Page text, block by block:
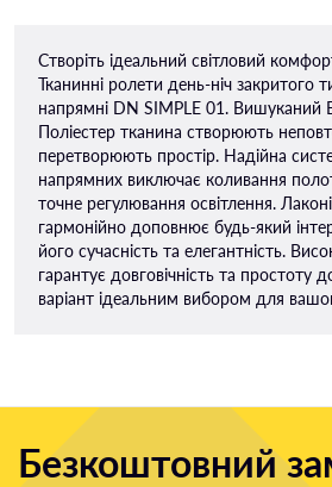
Створіть ідеальний світловий
Тканинні ролети день-ніч закритого
напрямні DN SIMPLE 01. Вишуканий
Поліестер тканина створюють
перетворюють простір. Надійна
напрямних виключає коливання
точне регулювання освітлення.
гармонійно доповнює будь-який
його сучасність та елегантність.
гарантує довговічність та простоту
варіант ідеальним вибором для
Безкоштовний